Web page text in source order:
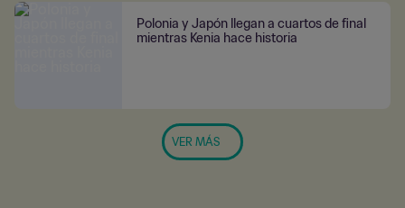
Polonia y Japón llegan a cuartos de final
mientras Kenia hace historia
VER MÁS